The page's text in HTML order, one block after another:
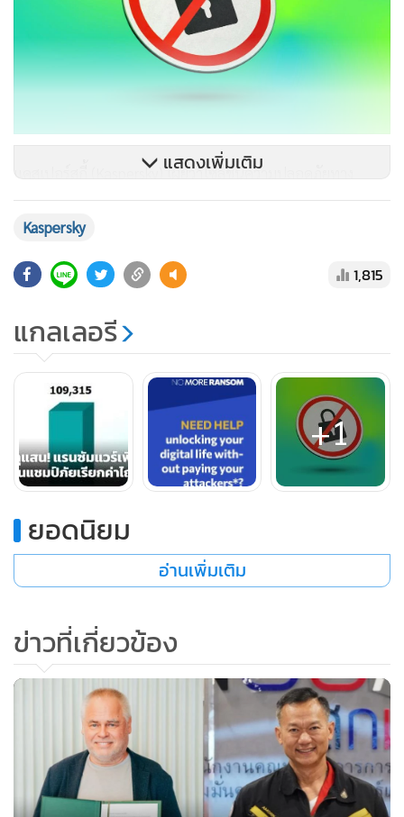
แคสเปอร์สกี้ (Kaspersky) เผยว่าโซลูชันความปลอดภัยทาง
ไซเบอร์สำหรับองค์กรธุรกิจของแคสเปอร์สกี้ได้ตรวจพบและ
บล็อกเหตุการณ์การโจมตีด้วยแรนซัมแวร์รวม 287,413 รายการ
ธันวาคม 2566 ที่ผ่านมา เบื้องต้นผู้เชี่ยวชาญจากแคสเปอร์สกี้
รักษาความปลอดภัยด้านไอทีของตน เนื่องจากแรนซัมแวร์เป็น
ภัยคุกคามที่สร้างความเสียหายสำหรับองค์กรในภูมิภาคนี้ โดย
เฉพาะอย่างยิ่งแรนซัมแวร์ประเภทที่กำหนดเป้าหมายการโจมตี
นายเฟเดอร์ ซินิตซิน หัวหน้านักวิเคราะห์มัลแวร์ แคสเปอร์สกี้
กล่าวว่า สถิติแรนซัมแวร์ที่มุ่งเป้าโจมตีองค์กรธุรกิจในภูมิภาค
เอเชียตะวันออกเฉียงใต้ในปีที่แล้วสูงที่สุดในประเทศไทย โดยแค
สเปอร์สกี้สามารถบล็อกเหตุการณ์โจมตีในไทยได้มากถึง
109,315 รายการ รองลงมาคืออินโดนีเซีย 97,226 รายการ
แสดงเพิ่มเติม
Kaspersky
1,815
แกลเลอรี
+1
ยอดนิยม
อ่านเพิ่มเติม
ข่าวที่เกี่ยวข้อง